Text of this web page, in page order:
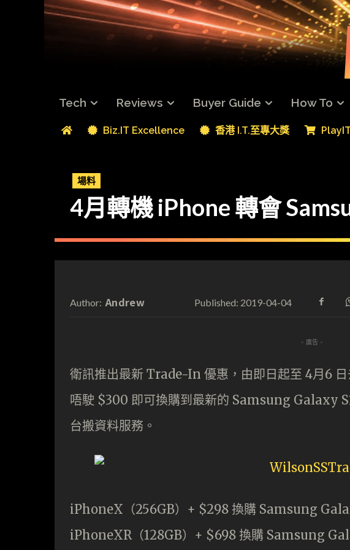
Tech Reviews Buyer Guide How To
Biz.IT Excellence 香港 I.T.至專大獎
場料
4月轉機 iPhone 轉會
Author: Andrew Published: 2019-04-04
- 廣告 -
衛訊推出最新 Trade-In 優惠，由即日起至 4月6
唔駛 $300 即可換購到最新的 Samsung Galaxy
台搬資料服務。
iPhoneX（256GB）+ $298 換購 Samsung
iPhoneXR（128GB）+ $698 換購 Samsung